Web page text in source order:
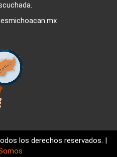
los derechos reservados. |